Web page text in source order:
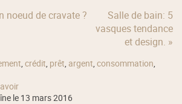
noeud de cravate ?
Salle de bain: 5
vasques tendance
et design. »
,crédit, prêt, argent,consommation,
le 13 mars 2016